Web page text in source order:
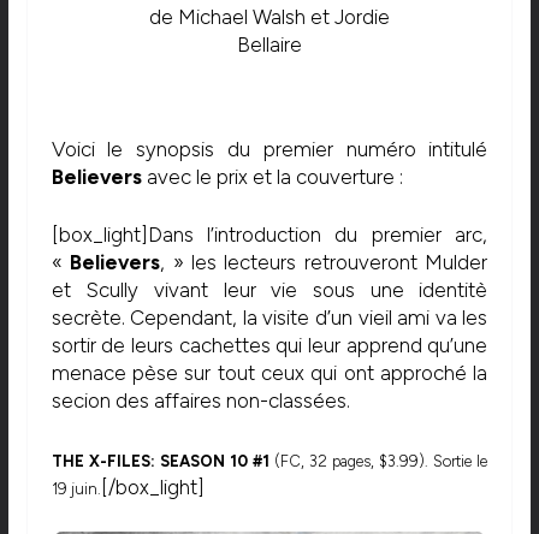
de Michael Walsh et Jordie
Bellaire
Voici le synopsis du premier numéro intitulé
Believersavec le prix et la couverture :
[box_light]Dans l’introduction du premier arc,
« Believers, » les lecteurs retrouveront Mulder
et Scully vivant leur vie sous une identitè
secrète. Cependant, la visite d’un vieil ami va les
sortir de leurs cachettes qui leur apprend qu’une
menace pèse sur tout ceux qui ont approché la
secion des affaires non-classées.
THE X-FILES: SEASON 10 #1 (FC, 32 pages, $3.99). Sortie le
19 juin. [/box_light]